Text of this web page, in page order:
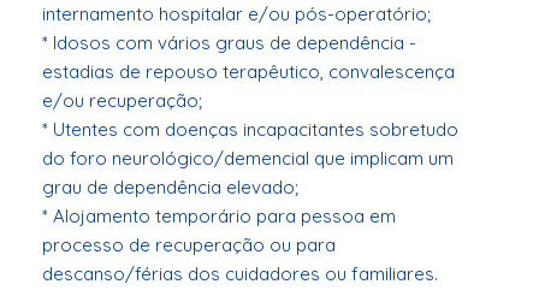
internamento hospitalar e/ou pós-operatório;
* Idosos com vários graus de dependência -
estadias de repouso terapêutico, convalescença
e/ou recuperação;
* Utentes com doenças incapacitantes sobretudo
do foro neurológico/demencial que implicam um
grau de dependência elevado;
* Alojamento temporário para pessoa em
processo de recuperação ou para
descanso/férias dos cuidadores ou familiares.